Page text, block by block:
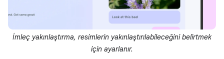
İmleç yakınlaştırma, resimlerin yakınlaştırılabileceğini belirtmek
için ayarlanır.